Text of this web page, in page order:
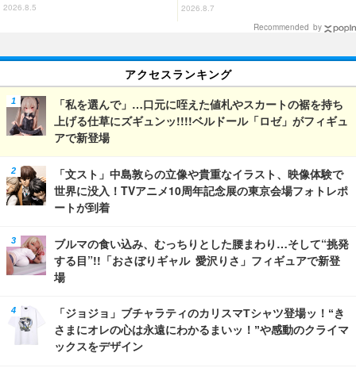
ト」デザインのグッズも!? ロー
2026.8.5
Tシャツなどミニコレクション登
2026.8.7
Recommended by
アクセスランキング
「私を選んで」…口元に咥えた値札やスカートの裾を持ち
上げる仕草にズギュンッ!!!!ベルドール「ロゼ」がフィギュ
アで新登場
「文スト」中島敦らの立像や貴重なイラスト、映像体験で
世界に没入！TVアニメ10周年記念展の東京会場フォトレポ
ートが到着
ブルマの食い込み、むっちりとした腰まわり…そして“挑発
する目”!!「おさぼりギャル 愛沢りさ」フィギュアで新登
場
「ジョジョ」ブチャラティのカリスマTシャツ登場ッ！“き
さまにオレの心は永遠にわかるまいッ！”や感動のクライマ
ックスをデザイン